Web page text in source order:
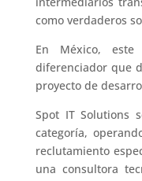
como verdaderos
En México,
diferenciador que
proyecto de
Spot IT Solutions
categoría,
reclutamiento
una consultora